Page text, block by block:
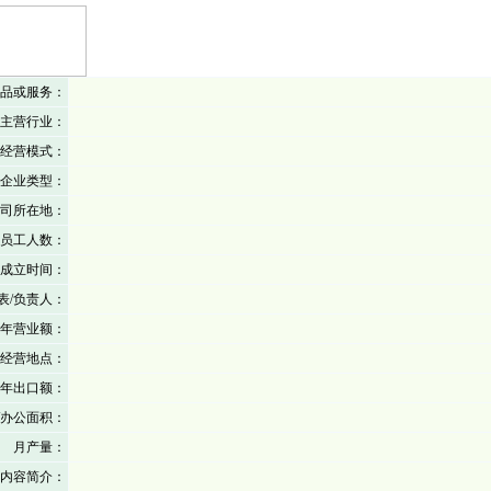
或服务：
主营行业：
经营模式：
企业类型：
所在地：
员工人数：
立时间：
/负责人：
年营业额：
营地点：
年出口额：
公面积：
月产量：
内容简介：